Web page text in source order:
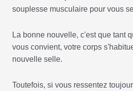
souplesse musculaire pour vous
La bonne nouvelle, c'est que tant
vous convient, votre corps
nouvelle selle.
Toutefois, si vous ressentez